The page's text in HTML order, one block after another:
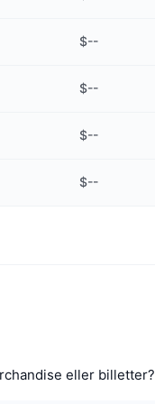
$--
$--
$--
$--
eller billetter?